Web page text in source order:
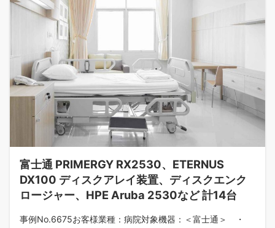
富士通 PRIMERGY RX2530、ETERNUS
DX100 ディスクアレイ装置、ディスクエンク
ロージャー、HPE Aruba 2530など 計14台
事例No.6675お客様業種：病院対象機器：＜富士通＞ ・